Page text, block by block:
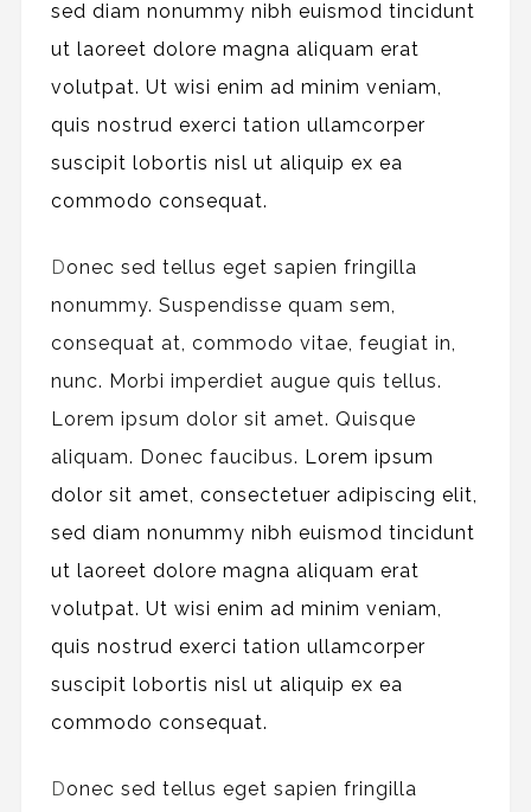
sed diam nonummy nibh euismod tincidunt
ut laoreet dolore magna aliquam erat
volutpat. Ut wisi enim ad minim veniam,
quis nostrud exerci tation ullamcorper
suscipit lobortis nisl ut aliquip ex ea
commodo consequat.
Donec sed tellus eget sapien fringilla
nonummy. Suspendisse quam sem,
consequat at, commodo vitae, feugiat in,
nunc. Morbi imperdiet augue quis tellus.
Lorem ipsum dolor sit amet. Quisque
aliquam. Donec faucibus. Lorem ipsum
dolor sit amet, consectetuer adipiscing elit,
sed diam nonummy nibh euismod tincidunt
ut laoreet dolore magna aliquam erat
volutpat. Ut wisi enim ad minim veniam,
quis nostrud exerci tation ullamcorper
suscipit lobortis nisl ut aliquip ex ea
commodo consequat.
Donec sed tellus eget sapien fringilla